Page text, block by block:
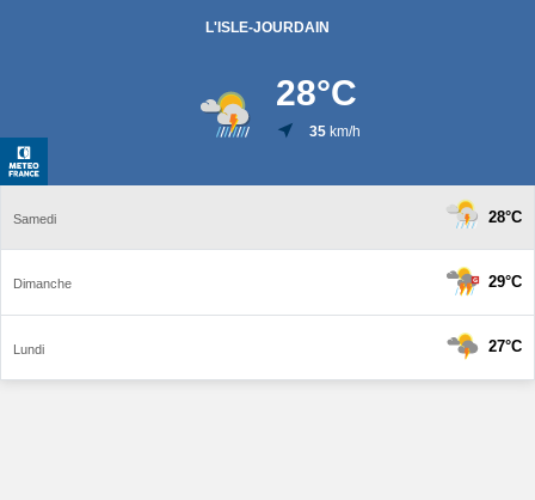
L'ISLE-JOURDAIN
28°C
35km/h
Samedi 28°C
Dimanche 29°C
Lundi 27°C